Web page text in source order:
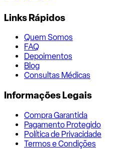
Links Rápidos
Quem Somos
FAQ
Depoimentos
Blog
Consultas Médicas
Informações Legais
Compra Garantida
Pagamento Protegido
Política de Privacidade
Termos e Condições